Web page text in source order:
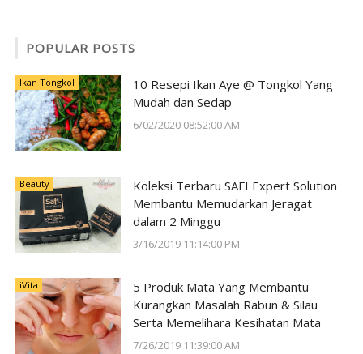
POPULAR POSTS
Ikan Tongkol
10 Resepi Ikan Aye @ Tongkol Yang
Mudah dan Sedap
6/02/2020 08:52:00 AM
Beauty
Koleksi Terbaru SAFI Expert Solution
Membantu Memudarkan Jeragat
dalam 2 Minggu
3/16/2019 11:14:00 PM
iVita
5 Produk Mata Yang Membantu
Kurangkan Masalah Rabun & Silau
Serta Memelihara Kesihatan Mata
7/26/2019 11:39:00 AM